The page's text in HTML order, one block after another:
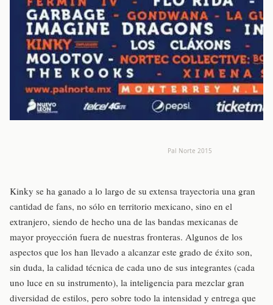
Pal Norte 2015
Kinky se ha ganado a lo largo de su extensa trayectoria una gran
cantidad de fans, no sólo en territorio mexicano, sino en el
extranjero, siendo de hecho una de las bandas mexicanas de
mayor proyección fuera de nuestras fronteras. Algunos de los
aspectos que los han llevado a alcanzar este grado de éxito son,
sin duda, la calidad técnica de cada uno de sus integrantes (cada
uno luce en su instrumento), la inteligencia para mezclar gran
diversidad de estilos, pero sobre todo la intensidad y entrega que